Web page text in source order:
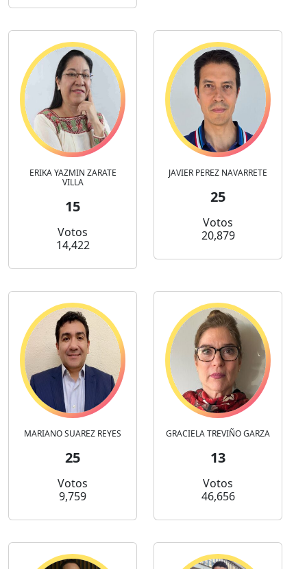
ERIKA YAZMIN ZARATE
VILLA
15
Votos
14,422
JAVIER PEREZ NAVARRETE
25
Votos
20,879
MARIANO SUAREZ REYES
25
Votos
9,759
GRACIELA TREVIÑO GARZA
13
Votos
46,656